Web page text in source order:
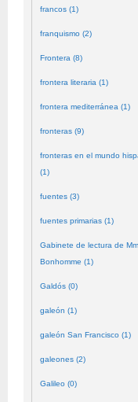
francos (1)
franquismo (2)
Frontera (8)
frontera literaria (1)
frontera mediterránea (1)
fronteras (9)
fronteras en el mundo
(1)
fuentes (3)
fuentes primarias (1)
Gabinete de lectura de
Bonhomme (1)
Galdós (0)
galeón (1)
galeón San Francisco (1)
galeones (2)
Galileo (0)